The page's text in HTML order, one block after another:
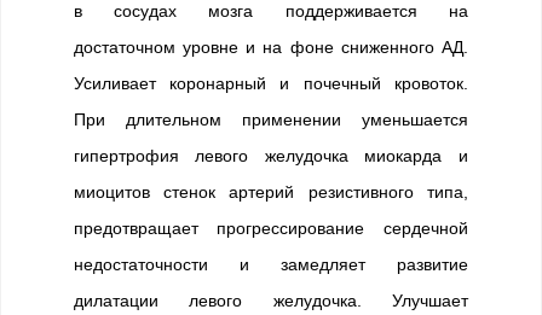
в сосудах мозга поддерживается на
достаточном уровне и на фоне сниженного АД.
Усиливает коронарный и почечный кровоток.
При длительном применении уменьшается
гипертрофия левого желудочка миокарда и
миоцитов стенок артерий резистивного типа,
предотвращает прогрессирование сердечной
недостаточности и замедляет развитие
дилатации левого желудочка. Улучшает